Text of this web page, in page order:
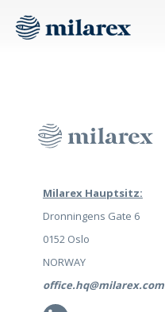
Milarex Hauptsitz:
Dronningens Gate 6
0152 Oslo
NORWAY
office.hq@milarex.com